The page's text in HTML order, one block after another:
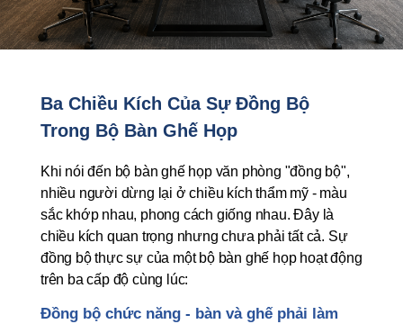
Ba Chiều Kích Của Sự Đồng Bộ
Trong Bộ Bàn Ghế Họp
Khi nói đến bộ bàn ghế họp văn phòng "đồng bộ",
nhiều người dừng lại ở chiều kích thẩm mỹ - màu
sắc khớp nhau, phong cách giống nhau. Đây là
chiều kích quan trọng nhưng chưa phải tất cả. Sự
đồng bộ thực sự của một bộ bàn ghế họp hoạt động
trên ba cấp độ cùng lúc:
Đồng bộ chức năng - bàn và ghế phải làm